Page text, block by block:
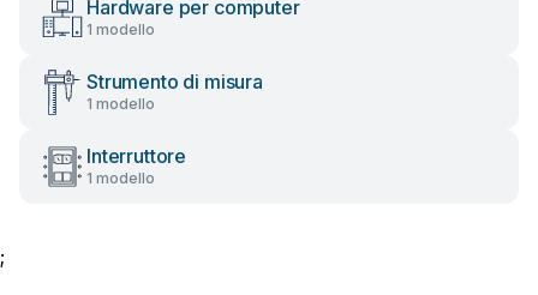
Hardware per computer
1 modello
Strumento di misura
1 modello
Interruttore
1 modello
;